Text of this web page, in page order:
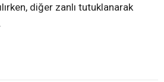
diğer zanlı tutuklanarak